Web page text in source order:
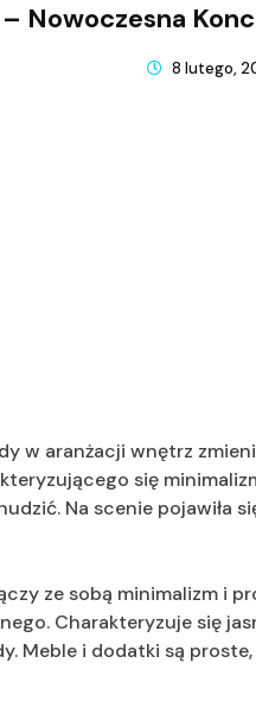
Nowoczesna
8 lutego,
w aranżacji wnętrz
się
Na scenie pojawiła
ze sobą minimalizm i
Charakteryzuje się
Meble i dodatki są